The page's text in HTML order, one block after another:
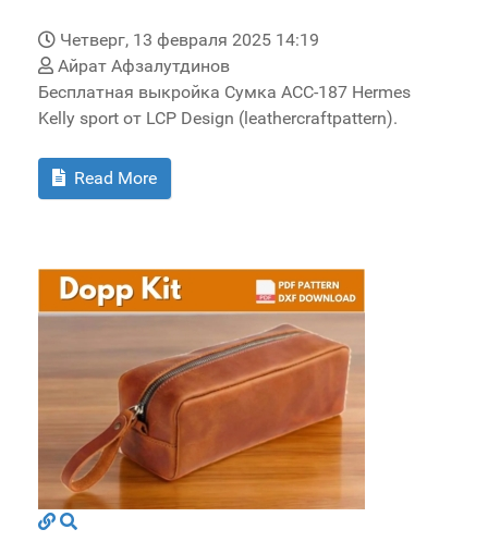
Четверг, 13 февраля 2025 14:19
Айрат Афзалутдинов
Бесплатная выкройка Сумка ACC-187 Hermes
Kelly sport от LCP Design (leathercraftpattern).
Read More